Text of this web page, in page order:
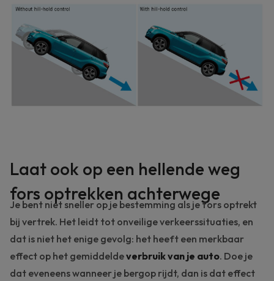
Laat ook op een hellende weg
fors optrekken achterwege
Je bent niet sneller op je bestemming als je fors optrekt
bij vertrek. Het leidt tot onveilige verkeerssituaties, en
dat is niet het enige gevolg: het heeft een merkbaar
effect op het gemiddeldeverbruik van je auto. Doe je
dat eveneens wanneer je bergop rijdt, dan is dat effect